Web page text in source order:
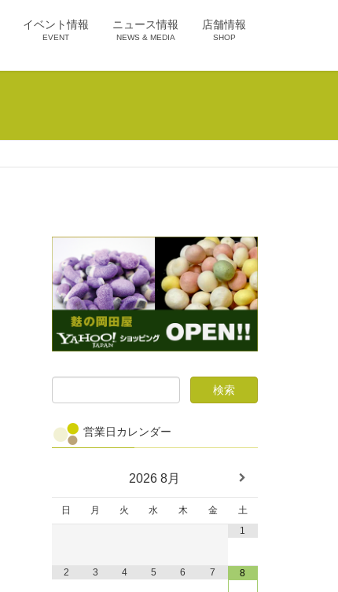
イベント情報
EVENT
ニュース情報
NEWS & MEDIA
店舗情報
SHOP
営業日カレンダー
2026 8月
日 月 火 水 木 金
土
1
2 3 4 5 6 7 8